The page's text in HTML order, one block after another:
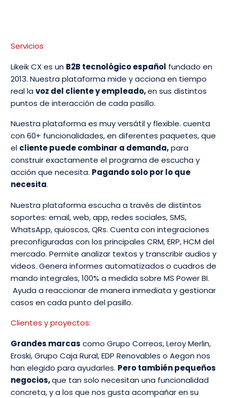
Servicios
Likeik CX es un B2B tecnológico español fundado en
2013. Nuestra plataforma mide y acciona en tiempo
real la voz del cliente y empleado,en sus distintos
puntos de interacción de cada pasillo.
Nuestra plataforma es muy versátil y flexible. cuenta
con 60+ funcionalidades, en diferentes paquetes, que
el cliente puede combinar a demanda,para
construir exactamente el programa de escucha y
acción que necesita. Pagando solo por lo que
necesita.
Nuestra plataforma escucha a través de distintos
soportes: email, web, app, redes sociales, SMS,
WhatsApp, quioscos, QRs. Cuenta con integraciones
preconfiguradas con los principales CRM, ERP, HCM del
mercado. Permite analizar textos y transcribir audios y
videos. Genera informes automatizados o cuadros de
mando integrales, 100% a medida sobre MS Power BI.
Ayuda a reaccionar de manera inmediata y gestionar
casos en cada punto del pasillo.
Clientes y proyectos:
Grandes marcas como Grupo Correos, Leroy Merlin,
Eroski, Grupo Caja Rural, EDP Renovables o Aegon nos
han elegido para ayudarles. Pero también pequeños
negocios,que tan solo necesitan una funcionalidad
concreta, y a los que nos gusta acompañar en su